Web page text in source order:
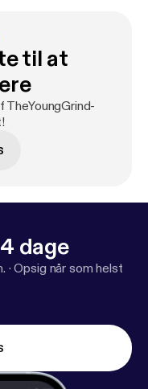
til at
TheYoungGrind-
dage
·Opsig når som helst